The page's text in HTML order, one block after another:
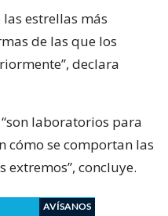
estrellas más
de las que los
declara
laboratorios para
cómo se comportan las
extremos”, concluye.
AVÍSANOS